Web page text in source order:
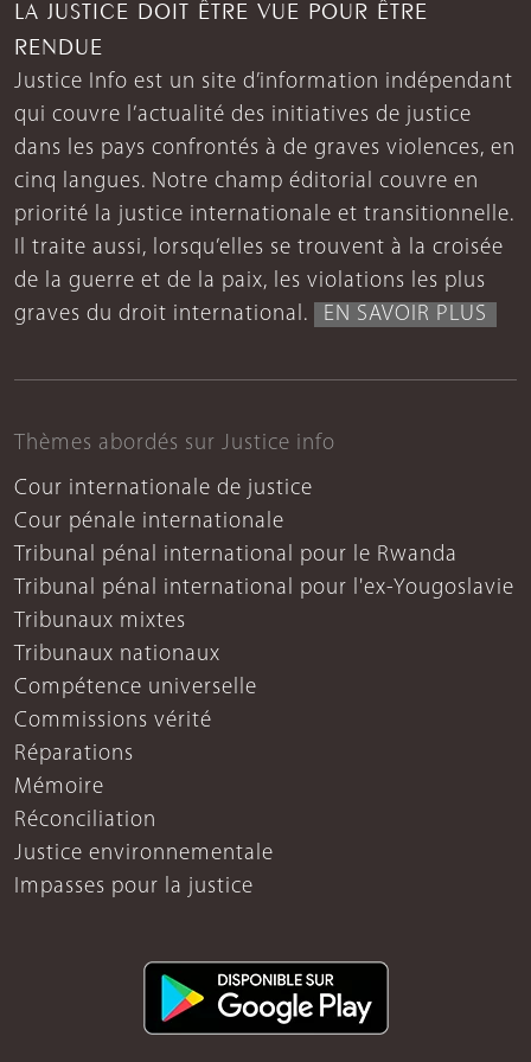
LA JUSTICE DOIT ÊTRE VUE POUR ÊTRE
RENDUE
Justice Info est un site d’information indépendant
qui couvre l’actualité des initiatives de justice
dans les pays confrontés à de graves violences, en
cinq langues. Notre champ éditorial couvre en
priorité la justice internationale et transitionnelle.
Il traite aussi, lorsqu’elles se trouvent à la croisée
de la guerre et de la paix, les violations les plus
graves du droit international.
EN SAVOIR PLUS
Thèmes abordés sur Justice info
Cour internationale de justice
Cour pénale internationale
Tribunal pénal international pour le Rwanda
Tribunal pénal international pour l'ex-Yougoslavie
Tribunaux mixtes
Tribunaux nationaux
Compétence universelle
Commissions vérité
Réparations
Mémoire
Réconciliation
Justice environnementale
Impasses pour la justice